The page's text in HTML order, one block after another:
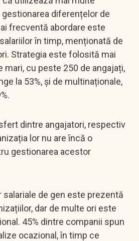
diferențelor de
frecventă abordare este
în timp, menționată de
Strategia este folosită mai
mari, cu peste 250 de angajați,
la 53%, și de multinaționale,
dintre angajatori, respectiv
lor nu are încă o
gestionarea acestor
de gen este prezentă
dar de multe ori este
45% dintre companii spun
ocazional, în timp ce